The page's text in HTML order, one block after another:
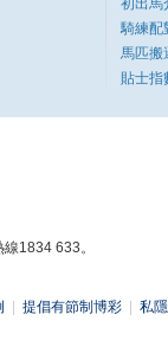
初出馬
騎練配
馬匹搬
貼士指
1834 633。
提倡有節制博彩 私